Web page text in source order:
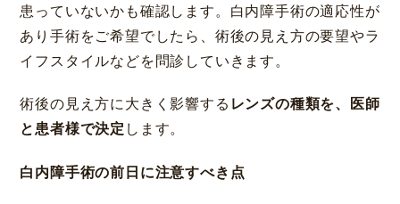
患っていないかも確認します。白内障手術の適応性が
あり手術をご希望でしたら、術後の見え方の要望やラ
イフスタイルなどを問診していきます。
術後の見え方に大きく影響する レンズの種類を、医師
と患者様で決定 します。
白内障手術の前日に注意すべき点